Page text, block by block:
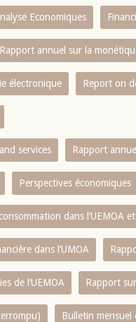
Economiques
Rapport annuel sur la
électronique Report on
services Rapport
Perspectives économiques
dans l‘UEMOA
dans l‘UMOA
de l‘UEMOA Rapport
Bulletin mensuel